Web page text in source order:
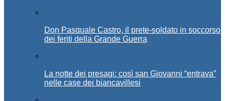
Don Pasquale Castro, il prete-soldato in soccorso
dei feriti della Grande Guerra
La notte dei presagi: così san Giovanni “entrava”
nelle case dei biancavillesi